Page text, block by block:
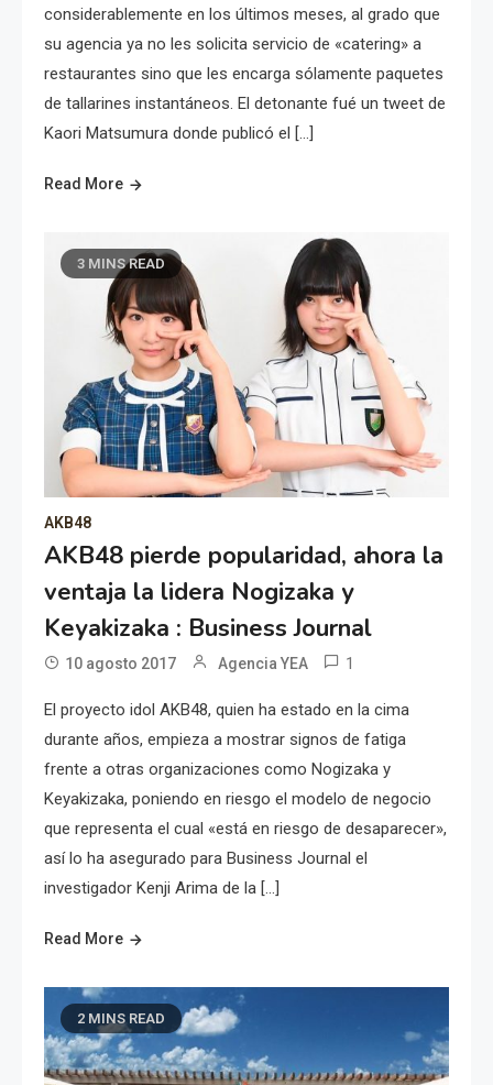
considerablemente en los últimos meses, al grado que
su agencia ya no les solicita servicio de «catering» a
restaurantes sino que les encarga sólamente paquetes
de tallarines instantáneos. El detonante fué un tweet de
Kaori Matsumura donde publicó el […]
Read More
3 MINS READ
AKB48
AKB48 pierde popularidad, ahora la
ventaja la lidera Nogizaka y
Keyakizaka : Business Journal
10 agosto 2017 Agencia YEA 1
El proyecto idol AKB48, quien ha estado en la cima
durante años, empieza a mostrar signos de fatiga
frente a otras organizaciones como Nogizaka y
Keyakizaka, poniendo en riesgo el modelo de negocio
que representa el cual «está en riesgo de desaparecer»,
así lo ha asegurado para Business Journal el
investigador Kenji Arima de la […]
Read More
2 MINS READ